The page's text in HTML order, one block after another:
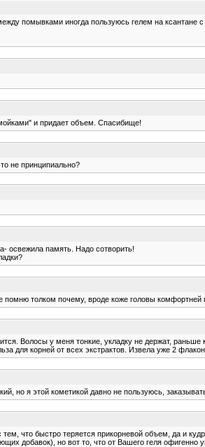
помывками иногда пользуюсь гелем на ксантане с
и придает объем. Спасибище!
не принципиально?
освежила память. Надо сотворить!
толком почему, вроде коже головы
Волосы у меня тонкие, укладку не держат,
для корней от всех экстрактов. Извела уже 2
но я этой кометикой давно не пользуюсь,
что быстро теряется прикорневой объем, да и
добавок), но вот то, что от Вашего геля офигенно